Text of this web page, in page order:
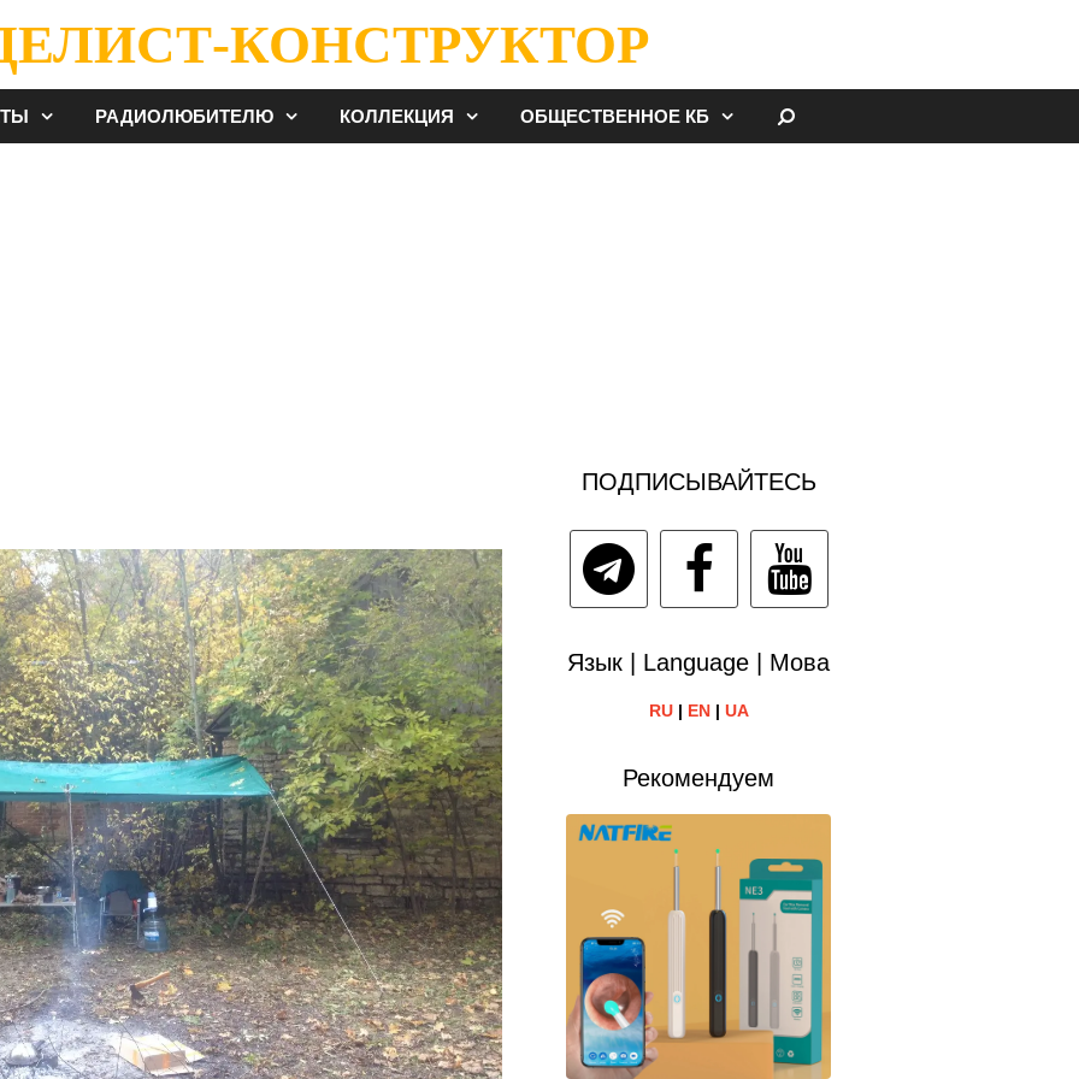
КОНСТРУКТОР
РАДИОЛЮБИТЕЛЮ КОЛЛЕКЦИЯ ОБЩЕСТВЕННОЕ КБ
ПОДПИСЫВАЙТЕСЬ
Язык | Language | Мова
RU| EN| UA
Рекомендуем